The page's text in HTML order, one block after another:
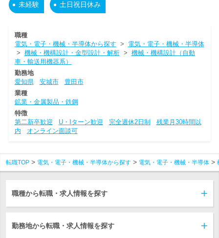
未経験 土日祝日休み
職種
電気・電子・機械・半導体から探す > 電気・電子・機械・半導体
> 機械・機構設計・金型設計・解析> 機械・機構設計（自動
車・輸送用機器系）
勤務地
愛知県
安城市
豊田市
業種
鉱業・金属製品・鉄鋼
特徴
第二新卒歓迎
U・Iターン歓迎 完全週休2日制
残業月30時間以
内
オンライン面談可
転職TOP 電気・電子・機械・半導体から探す 電気・電子・機械・半導体
職種から転職・求人情報を探す
勤務地から転職・求人情報を探す